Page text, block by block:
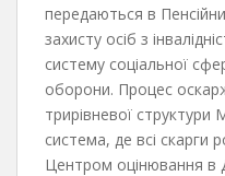
передаються в
захисту осіб з
систему соціальної
оборони. Процес
трирівневої структури
система, де всі скарги
Центром оцінювання в